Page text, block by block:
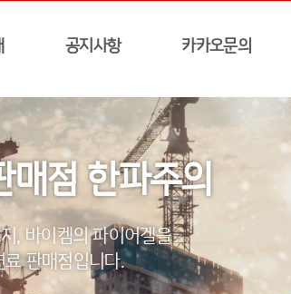
공지사항 카카오문의
점 한파주의
, 바이켐의 파이어겔을
판매점입니다.